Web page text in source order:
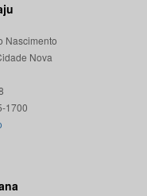
Nascimento
Nova